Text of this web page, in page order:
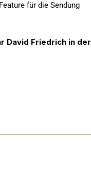
für die Sendung
David Friedrich in der